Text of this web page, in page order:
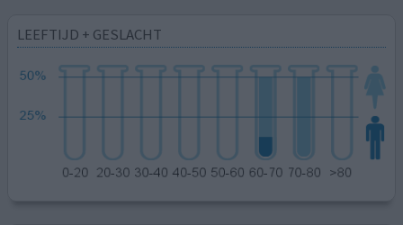
LEEFTIJD + GESLACHT